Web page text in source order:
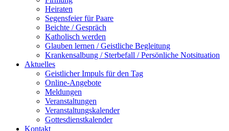
Heiraten
Segensfeier für Paare
Beichte /​ Gespräch
Katholisch werden
Glauben lernen / Geistliche Begleitung
Krankensalbung / Sterbefall / Persönliche Notsituation
Aktuelles
Geistlicher Impuls für den Tag
Online-Angebote
Meldungen
Veranstaltungen
Veranstaltungskalender
Gottesdienstkalender
Kontakt